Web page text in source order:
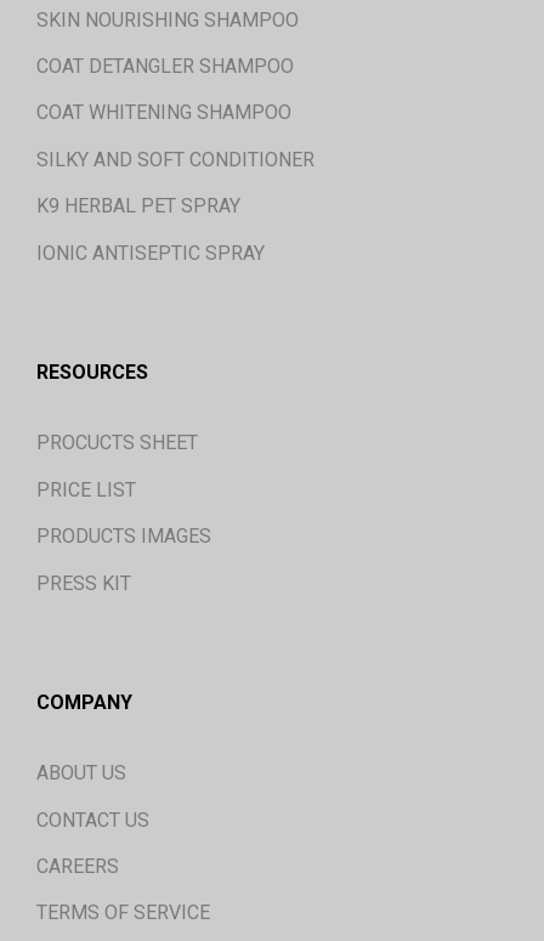
SKIN NOURISHING SHAMPOO
COAT DETANGLER SHAMPOO
COAT WHITENING SHAMPOO
SILKY AND SOFT CONDITIONER
K9 HERBAL PET SPRAY
IONIC ANTISEPTIC SPRAY
RESOURCES
PROCUCTS SHEET
PRICE LIST
PRODUCTS IMAGES
PRESS KIT
COMPANY
ABOUT US
CONTACT US
CAREERS
TERMS OF SERVICE